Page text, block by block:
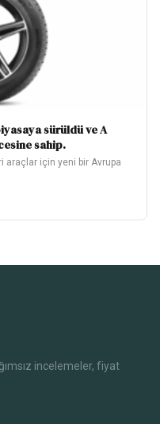
sürüldü ve A
sahip.
araçlar için yeni bir Avrupa
incelemeler, fiyat